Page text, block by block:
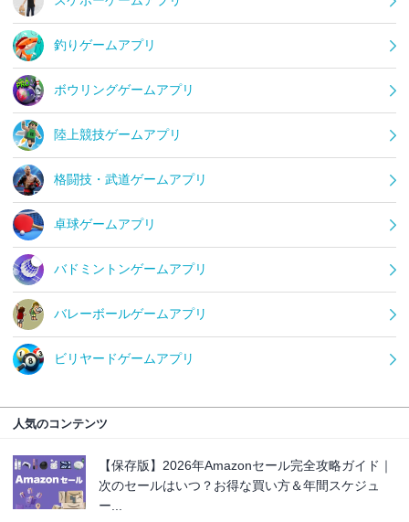
釣りゲームアプリ
ボウリングゲームアプリ
陸上競技ゲームアプリ
格闘技・武道ゲームアプリ
卓球ゲームアプリ
バドミントンゲームアプリ
バレーボールゲームアプリ
ビリヤードゲームアプリ
人気のコンテンツ
【保存版】2026年Amazonセール完全攻略ガイド｜
次のセールはいつ？お得な買い方＆年間スケジュ
ー...